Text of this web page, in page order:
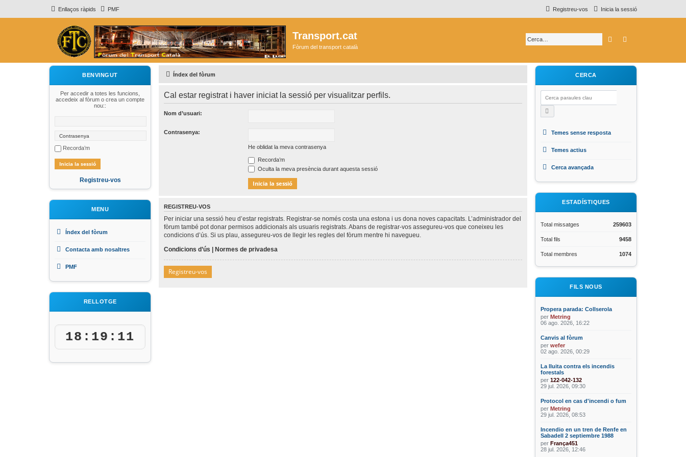
Enllaços ràpids PMF Inicia la sessió
Registreu-vos
Transport.cat
Fòrum del transport català
Cerca
BENVINGUT
Per accedir a totes les funcions,
accedeix al fòrum o crea un compte
nou::
Recorda’m
Registreu-vos
MENU
Índex del fòrum
Contacta amb nosaltres
PMF
RELLOTGE
18:19:11
Índex del fòrum
Cal estar registrat i haver iniciat la sessió per visualitzar perfils.
Nom d’usuari:
Contrasenya:
He oblidat la meva contrasenya
Recorda’m
Oculta la meva presència durant aquesta sessió
REGISTREU-VOS
Per iniciar una sessió heu d’estar registrats. Registrar-se només costa una estona i us dona noves capacitats. L’administrador del
fòrum també pot donar permisos addicionals als usuaris registrats. Abans de registrar-vos assegureu-vos que coneixeu les
condicions d’ús. Si us plau, assegureu-vos de llegir les regles del fòrum mentre hi navegueu.
Condicions d’ús | Normes de privadesa
Registreu-vos
CERCA
Temes sense resposta
Temes actius
Cerca avançada
ESTADÍSTIQUES
Total missatges 259603
Total fils 9458
Total membres 1074
FILS NOUS
Propera parada: Collserola
per Metring
06 ago. 2026, 16:22
Canvis al fòrum
per wefer
02 ago. 2026, 00:29
La lluita contra els incendis
forestals
per 122-042-132
29 jul. 2026, 09:30
Protocol en cas d'incendi o fum
per Metring
29 jul. 2026, 08:53
Incendio en un tren de Renfe en
Sabadell 2 septiembre 1988
per França451
28 jul. 2026, 12:46